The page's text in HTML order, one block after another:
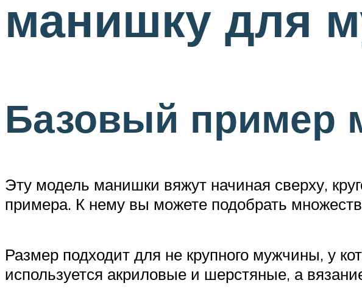
манишку для
Базовый пример
Эту модель манишки вяжут начиная сверху,
примера. К нему вы можете подобрать
Размер подходит для не крупного мужчины, у
используется акриловые и шерстяные, а